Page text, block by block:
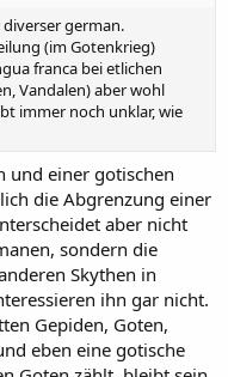
diverser german.
(im Gotenkrieg)
franca bei etlichen
Vandalen) aber wohl
immer noch unklar, wie
und einer gotischen
die Abgrenzung einer
aber nicht
sondern die
Skythen in
ihn gar nicht.
Gepiden, Goten,
eben eine gotische